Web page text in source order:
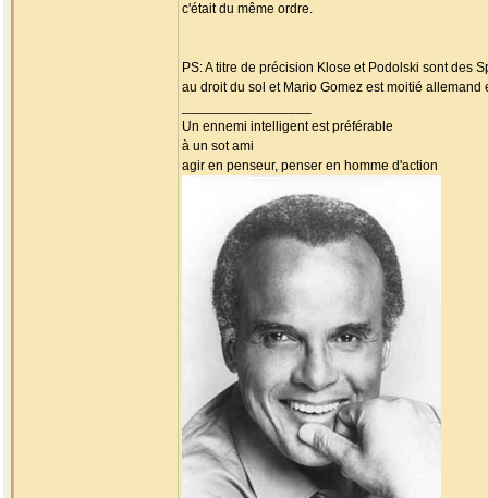
c'était du même ordre.
PS: A titre de précision Klose et Podolski sont des
au droit du sol et Mario Gomez est moitié allemand
Un ennemi intelligent est préférable
à un sot ami
agir en penseur, penser en homme d'action